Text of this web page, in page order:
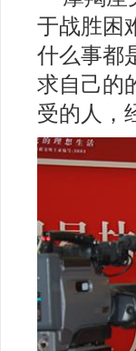
于战胜困
什么事都
求自己的
受的人，